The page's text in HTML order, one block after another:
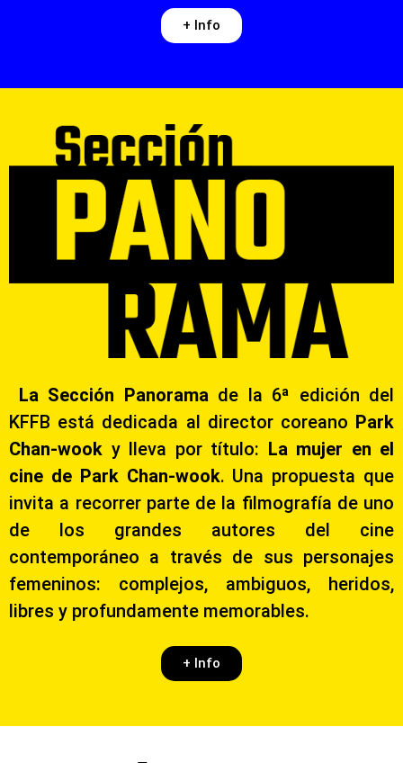
+ Info
La Sección Panoramade la 6ª edición del
KFFB está dedicada al director coreano Park
Chan-wook y lleva por título: La mujer en el
cine de Park Chan-wook. Una propuesta que
invita a recorrer parte de la filmografía de uno
de los grandes autores del cine
contemporáneo a través de sus personajes
femeninos: complejos, ambiguos, heridos,
libres y profundamente memorables.
+ Info